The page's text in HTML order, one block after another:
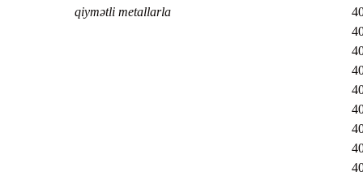
qiymətli metallarla